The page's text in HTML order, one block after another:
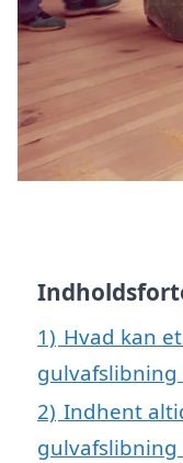
1) Hvad kan
2) Indhent